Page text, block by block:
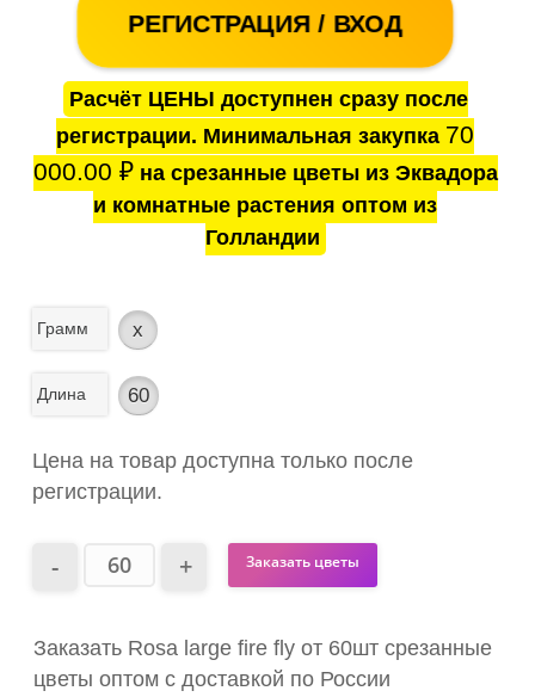
РЕГИСТРАЦИЯ / ВХОД
Расчёт ЦЕНЫ доступнен сразу после
регистрации. Минимальная закупка 70
000.00 ₽на срезанные цветы из Эквадора
и комнатные растения оптом из
Голландии
Грамм x
Длина 60
Цена на товар доступна только после
регистрации.
Заказать цветы
Заказать Rosa large fire fly от 60шт срезанные
цветы оптом с доставкой по России